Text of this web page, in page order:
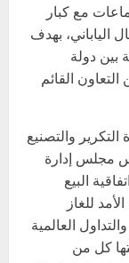
مع كبار
الياباني، بهدف
بين دولة
القائم
والتصنيع
مجلس إدارة
البيع
للغاز
العالمية
كل من